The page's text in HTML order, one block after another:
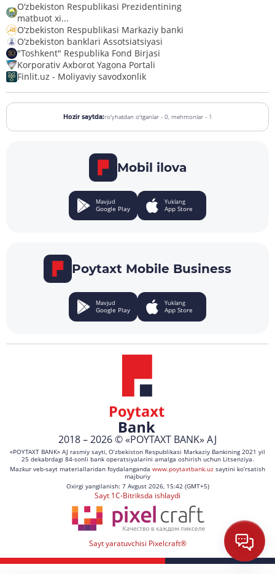
O‘zbekiston Respublikasi Prezidentining
matbuot xi...
O‘zbekiston Respublikasi Markaziy banki
O’zbekiston banklari Assotsiatsiyasi
"Toshkent" Respublika Fond Birjasi
Korporativ Axborot Yagona Portali
Finlit.uz - Moliyaviy savodxonlik
Hozir saytda:ro'yhatdan o'tganlar - 0, mehmonlar - 1
Mobil ilova
Mavjud
Google Play
Yuklang
App Store
Poytaxt Mobile Business
Mavjud
Google Play
Yuklang
App Store
2018 – 2026 © «POYTAXT BANK» AJ
«POYTAXT BANK» AJ rasmiy sayti, O‘zbekiston Respublikasi Markaziy Bankining 2021 yil
25 dekabrdagi 84-sonli bank operatsiyalarini amalga oshirish uchun Litsenziya.
Mazkur veb-sayt materiallaridan foydalanganda www.poytaxtbank.uz saytini ko‘rsatish
majburiy
Oxirgi yangilanish: 7 Avgust 2026, 15:42 (GMT+5)
Sayt 1C-Bitriksda ishlaydi
Sayt yaratuvchisi Pixelcraft®